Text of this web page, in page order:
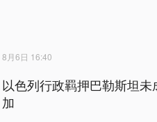
8月6日 16:40
以色列行政羁押巴勒斯坦
加